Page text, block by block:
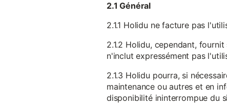
2.1 Général
2.1.1 Holidu ne facture pas
2.1.2 Holidu, cependant,
n'inclut expressément pas
2.1.3 Holidu pourra, si
maintenance ou autres et en
disponibilité ininterrompue du